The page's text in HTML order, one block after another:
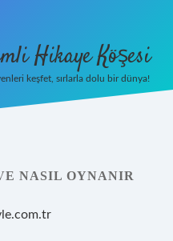
Hikaye Köşesi
keşfet, sırlarla dolu bir dünya!
NASIL OYNANIR